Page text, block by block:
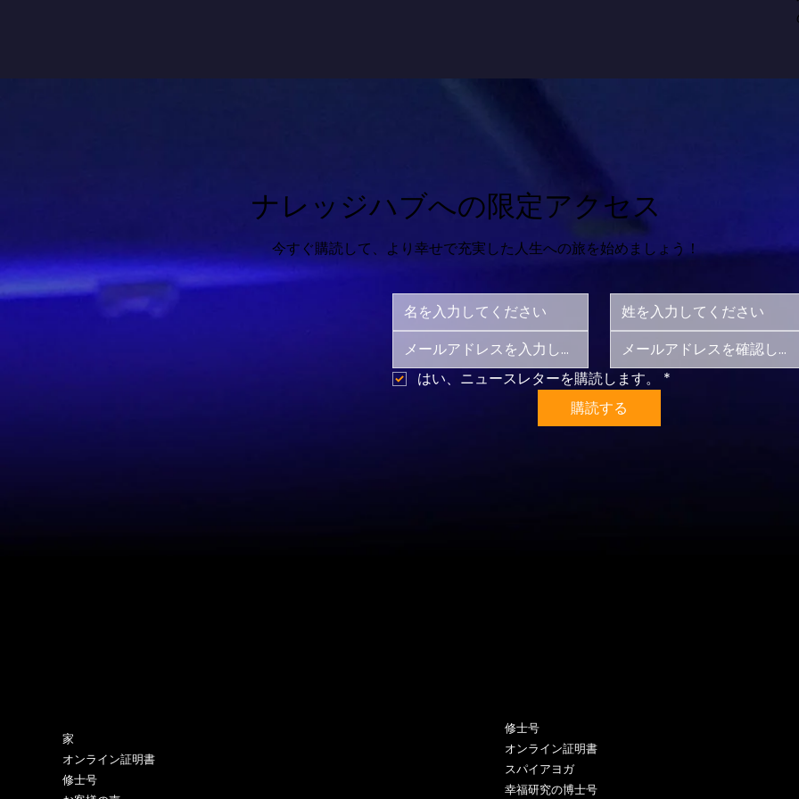
ナレッジハブへの限定アクセス
今すぐ購読して、より幸せで充実した人生への旅を始めましょう！
はい、ニュースレターを購読します。
*
購読する
家
オンライン証明書
修士号
修士号
オンライン証明書
スパイアヨガ
幸福研究の博士号